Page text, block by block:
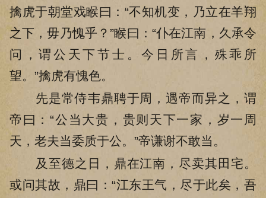
擒虎于朝堂戏睺曰：“不知机变，乃立在羊翔
之下，毋乃愧乎？”睺曰：“仆在江南，久承令
问，谓公天下节士。今日所言，殊乖所
望。”擒虎有愧色。
先是常侍韦鼎聘于周，遇帝而异之，谓
帝曰：“公当大贵，贵则天下一家，岁一周
天，老夫当委质于公。”帝谦谢不敢当。
及至德之日，鼎在江南，尽卖其田宅。
或问其故，鼎曰：“江东王气，尽于此矣，吾